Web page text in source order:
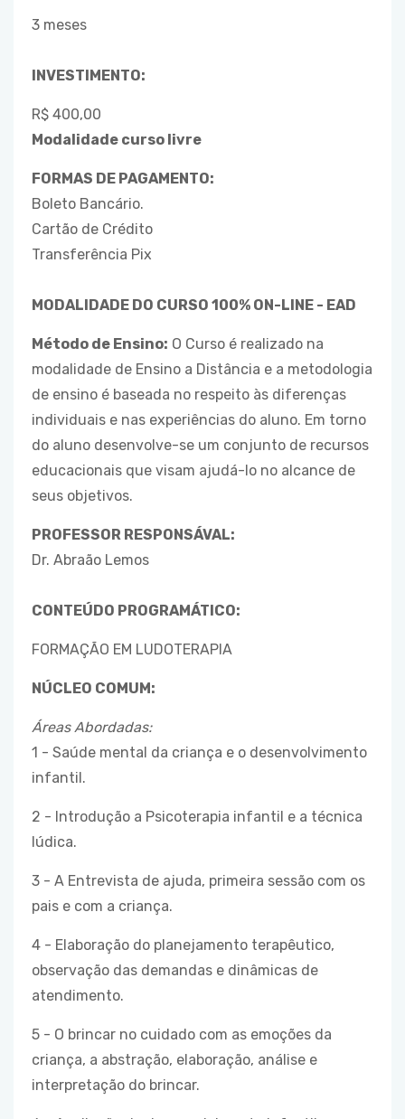
3 meses
INVESTIMENTO:
R$ 400,00
Modalidade curso livre
FORMAS DE PAGAMENTO:
Boleto Bancário.
Cartão de Crédito
Transferência Pix
MODALIDADE DO CURSO 100% ON-LINE - EAD
Método de Ensino: O Curso é realizado na
modalidade de Ensino a Distância e a metodologia
de ensino é baseada no respeito às diferenças
individuais e nas experiências do aluno. Em torno
do aluno desenvolve-se um conjunto de recursos
educacionais que visam ajudá-lo no alcance de
seus objetivos.
PROFESSOR RESPONSÁVAL:
Dr. Abraão Lemos
CONTEÚDO PROGRAMÁTICO:
FORMAÇÃO EM LUDOTERAPIA
NÚCLEO COMUM:
Áreas Abordadas:
1 - Saúde mental da criança e o desenvolvimento
infantil.
2 - Introdução a Psicoterapia infantil e a técnica
lúdica.
3 - A Entrevista de ajuda, primeira sessão com os
pais e com a criança.
4 - Elaboração do planejamento terapêutico,
observação das demandas e dinâmicas de
atendimento.
5 - O brincar no cuidado com as emoções da
criança, a abstração, elaboração, análise e
interpretação do brincar.